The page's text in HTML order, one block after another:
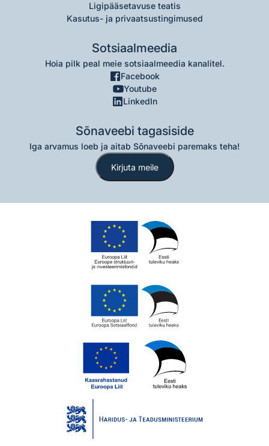
Ligipääsetavuse teatis
Kasutus- ja privaatsustingimused
Sotsiaalmeedia
Hoia pilk peal meie sotsiaalmeedia kanalitel.
Facebook
Youtube
LinkedIn
Sõnaveebi tagasiside
Iga arvamus loeb ja aitab Sõnaveebi paremaks teha!
Kirjuta meile